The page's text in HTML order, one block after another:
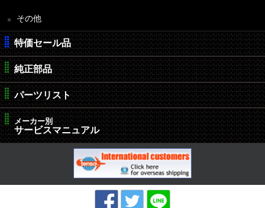
その他
特価セール品
純正部品
パーツリスト
メーカー別
サービスマニュアル